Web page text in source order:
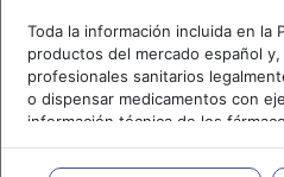
Toda la información incluida en la
productos del mercado español
profesionales sanitarios
o dispensar medicamentos con
información técnica de los
meramente informativo, siendo
profesionales facultados